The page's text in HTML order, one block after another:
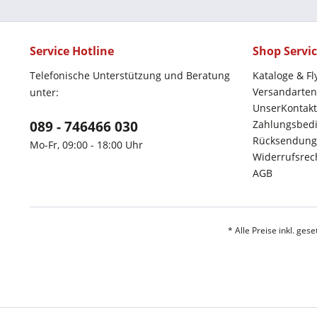
Service Hotline
Telefonische Unterstützung und Beratung
unter:
089 - 746466 030
Mo-Fr, 09:00 - 18:00 Uhr
Shop
Kataloge &
Versandarten
UnserKontakt
AGB
* Alle Preise inkl.